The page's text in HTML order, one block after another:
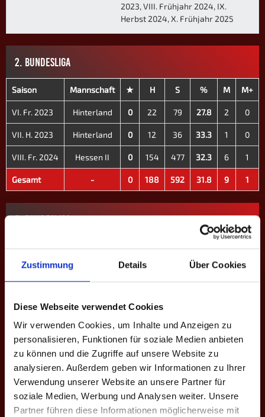
Zustimmung Details Über Cookies
Diese Webseite verwendet Cookies
Wir verwenden Cookies, um Inhalte und Anzeigen zu
personalisieren, Funktionen für soziale Medien anbieten
zu können und die Zugriffe auf unsere Website zu
analysieren. Außerdem geben wir Informationen zu Ihrer
Verwendung unserer Website an unsere Partner für
soziale Medien, Werbung und Analysen weiter. Unsere
Partner führen diese Informationen möglicherweise mit
2023, VIII. Frühjahr 2024, IX.
Herbst 2024, X. Frühjahr 2025
2. BUNDESLIGA
Saison Mannschaft ★ H S % M M+
VI. Fr. 2023 Hinterland 0 22 79 27.8 2 0
VII. H. 2023 Hinterland 0 12 36 33.3 1 0
VIII. Fr. 2024 Hessen II 0 154 477 32.3 6 1
Gesamt - 0 188 592 31.8 9 1
3. BUNDESLIGA
Saison Mannschaft ★ H S % M M+
IX. H. 2024 Hessen II 0 292 33.8 12 2
4. BUNDESLIGA
Saison Mannschaft ★ H S % M M+
X. Fr. 2025 Hinterland 0 0 0 - 0 0
0